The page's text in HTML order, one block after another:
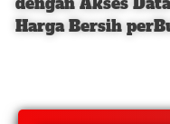
Harga Bersih